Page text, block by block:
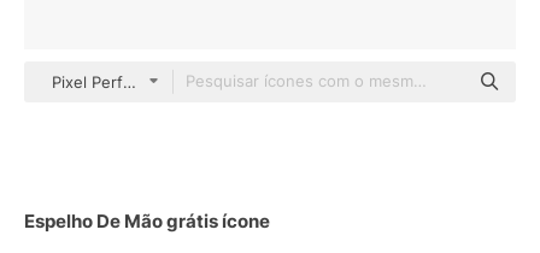
Pixel Perfect Flat
Espelho De Mão grátis ícone